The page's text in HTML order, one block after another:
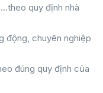
quy định nhà
động, chuyên nghiệp
đúng quy định của